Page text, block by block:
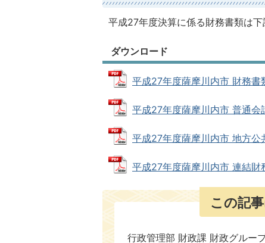
平成27年度決算に係る財務書類は下
ダウンロード
平成27年度薩摩川内市 財務
平成27年度薩摩川内市 普通
平成27年度薩摩川内市 地方
平成27年度薩摩川内市 連結財
この記
行政管理部 財政課 財政グルー